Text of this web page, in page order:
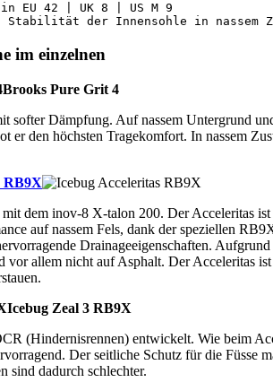
EU 42 | UK 8 | US M 9
im einzelnen
Brooks Pure Grit 4
softer Dämpfung. Auf nassem Untergrund
er den höchsten Tragekomfort. In nassem
RB9X
mit dem inov-8 X-talon 200. Der Acceleritas
auf nassem Fels, dank der speziellen
Drainageeigenschaften.
vor allem nicht auf Asphalt. Der Acceleritas
Icebug Zeal 3 RB9X
(Hindernisrennen) entwickelt. Wie beim
Der seitliche Schutz für die Füsse
sind dadurch schlechter.